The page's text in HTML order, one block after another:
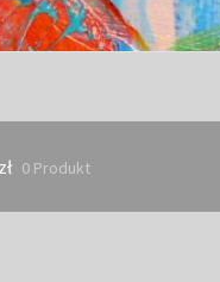
zł 0 Produkt